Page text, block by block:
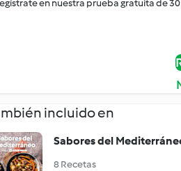
en nuestra prueba gratuita de
incluido en
Sabores del
8 Recetas